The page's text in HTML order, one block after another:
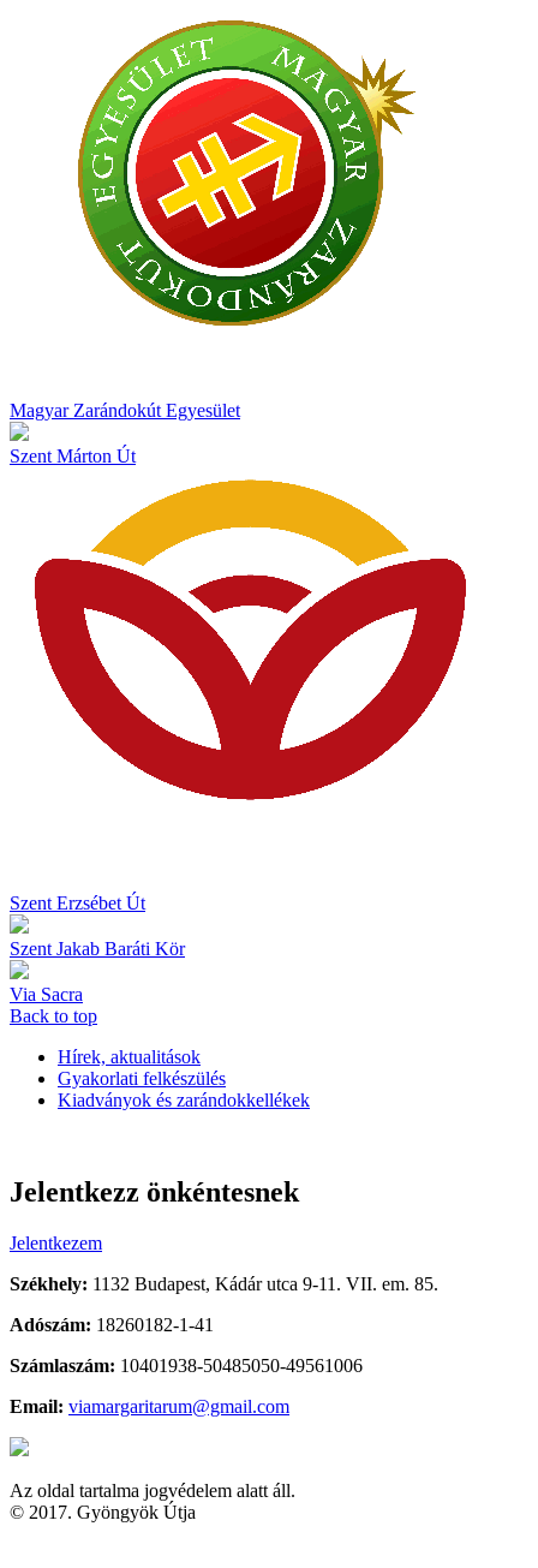
Magyar Zarándokút Egyesület
Szent Márton Út
Szent Erzsébet Út
Szent Jakab Baráti Kör
Via Sacra
Back to top
Hírek, aktualitások
Gyakorlati felkészülés
Kiadványok és zarándokkellékek
Jelentkezz önkéntesnek
Jelentkezem
Székhely: 1132 Budapest, Kádár utca 9-11. VII. em. 85.
Adószám: 18260182-1-41
Számlaszám: 10401938-50485050-49561006
Email: viamargaritarum@gmail.com
Az oldal tartalma jogvédelem alatt áll.
© 2017. Gyöngyök Útja